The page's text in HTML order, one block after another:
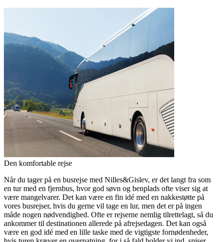
Den komfortable rejse
Når du tager på en busrejse med Nilles&Gislev, er det langt fra som
en tur med en fjernbus, hvor god søvn og benplads ofte viser sig at
være mangel­varer. Det kan være en fin idé med en nakkestøtte på
vores busrejser, hvis du gerne vil tage en lur, men det er på ingen
måde nogen nødvendighed. Ofte er rejser­ne nemlig tilrettelagt, så du
ankommer til destinationen allerede på afrejsedagen. Det kan også
være en god idé med en lille taske med de vigtigste fornødenhe­der,